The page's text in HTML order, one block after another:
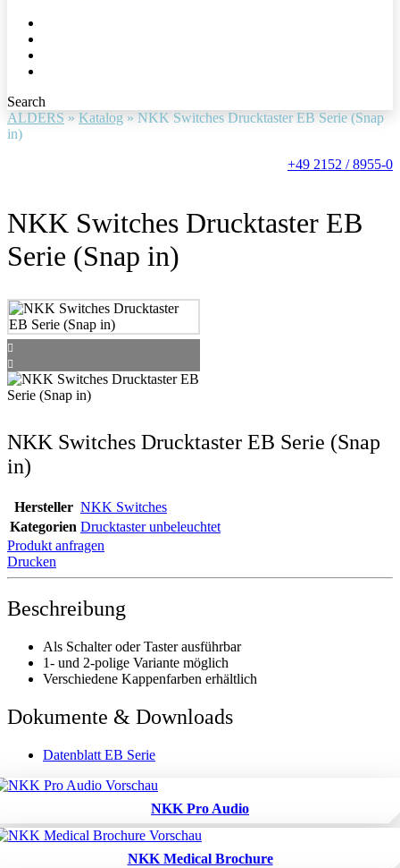
Search
ALDERS » Katalog » NKK Switches Drucktaster EB Serie (Snap
in)
+49 2152 / 8955-0
NKK Switches Drucktaster EB
Serie (Snap in)
NKK Switches Drucktaster EB Serie (Snap
in)
Hersteller NKK Switches
Kategorien Drucktaster unbeleuchtet
Produkt anfragen
Drucken
Beschreibung
Als Schalter oder Taster ausführbar
1- und 2-polige Variante möglich
Verschiedene Kappenfarben erhältlich
Dokumente & Downloads
Datenblatt EB Serie
NKK Pro Audio
NKK Medical Brochure